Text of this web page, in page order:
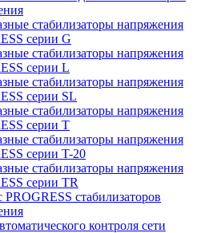
стабилизаторы напряжения
серии G
стабилизаторы напряжения
серии L
стабилизаторы напряжения
серии SL
стабилизаторы напряжения
серии T
стабилизаторы напряжения
серии T-20
стабилизаторы напряжения
серии TR
PROGRESS стабилизаторов
контроля сети